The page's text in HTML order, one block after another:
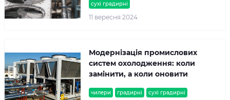
сухі градирні
11 вересня 2024
чилери градирні сухі градирні
Модернізація промислових
систем охолодження: коли
замінити, а коли оновити